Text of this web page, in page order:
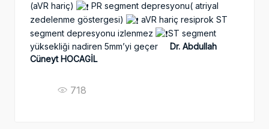
(aVR hariç)
PR segment depresyonu( atriyal
zedelenme göstergesi)
aVR hariç resiprok ST
segment depresyonu izlenmez
ST segment
yüksekliği nadiren 5mm’yi geçer Dr. Abdullah
Cüneyt HOCAGİL
718